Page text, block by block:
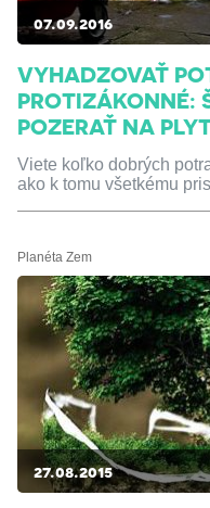
07.09.2016
VYHADZOVAŤ
PROTIZÁKONNÉ:
POZERAŤ NA
Viete koľko dobrých
ako k tomu všetkému
Planéta Zem
27.08.2015